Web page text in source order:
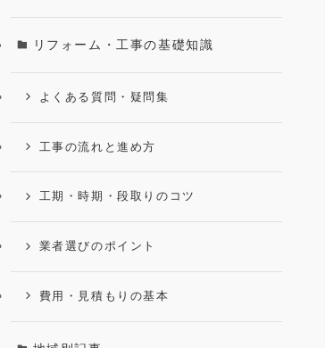
リフォーム・工事の基礎知識
よくある質問・疑問集
工事の流れと進め方
工期・時期・段取りのコツ
業者選びのポイント
費用・見積もりの基本